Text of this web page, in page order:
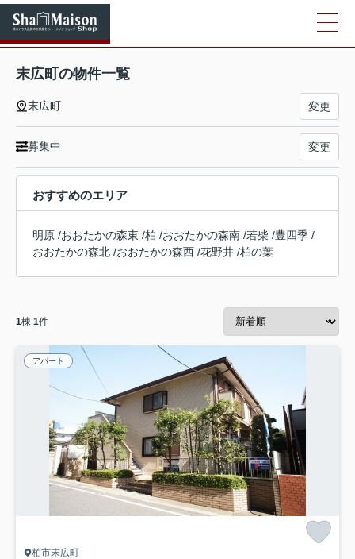
末広町の物件一覧
末広町 変更
募集中 変更
おすすめのエリア
明原 /おおたかの森東 /柏 /おおたかの森南 /若柴 /豊四季 /
おおたかの森北 /おおたかの森西 /花野井 /柏の葉
1棟 1件
アパート
柏市末広町